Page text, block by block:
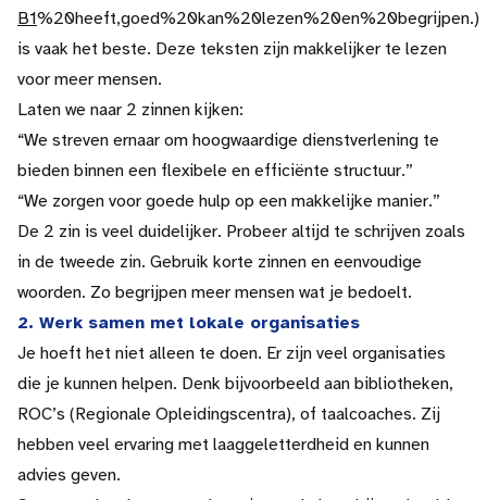
B1%20heeft,goed%20kan%20lezen%20en%20begrijpen.)
is vaak het beste. Deze teksten zijn makkelijker te lezen
voor meer mensen.
Laten we naar 2 zinnen kijken:
“We streven ernaar om hoogwaardige dienstverlening te
bieden binnen een flexibele en efficiënte structuur.”
“We zorgen voor goede hulp op een makkelijke manier.”
De 2 zin is veel duidelijker. Probeer altijd te schrijven zoals
in de tweede zin. Gebruik korte zinnen en eenvoudige
woorden. Zo begrijpen meer mensen wat je bedoelt.
2. Werk samen met lokale organisaties
Je hoeft het niet alleen te doen. Er zijn veel organisaties
die je kunnen helpen. Denk bijvoorbeeld aan bibliotheken,
ROC’s (Regionale Opleidingscentra), of taalcoaches. Zij
hebben veel ervaring met laaggeletterdheid en kunnen
advies geven.